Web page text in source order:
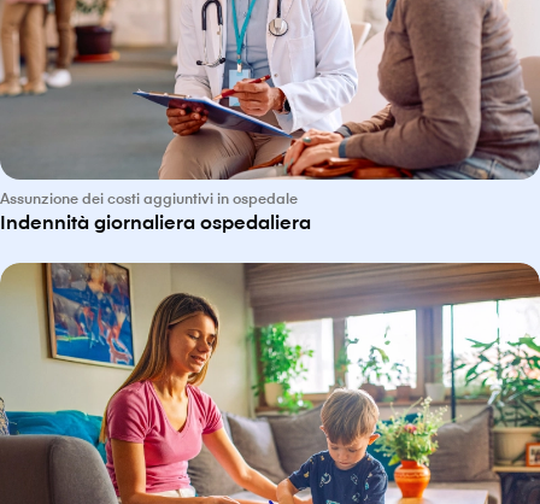
Assunzione dei costi aggiuntivi in ospedale
Indennità giornaliera ospedaliera